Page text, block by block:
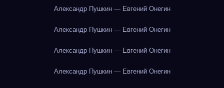
Александр Пушкин — Евгений Онегин
Александр Пушкин — Евгений Онегин
Александр Пушкин — Евгений Онегин
Александр Пушкин — Евгений Онегин